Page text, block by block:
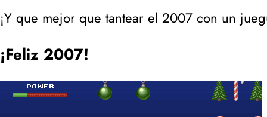
¡Y que mejor que tantear el 2007 con un
¡Feliz 2007!